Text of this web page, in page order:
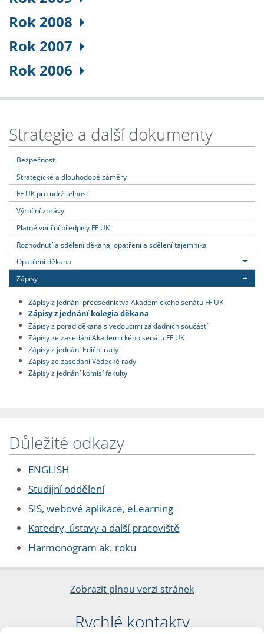
Rok 2008
Rok 2007
Rok 2006
Strategie a další dokumenty
Bezpečnost
Strategické a dlouhodobé záměry
FF UK pro udržitelnost
Výroční zprávy
Platné vnitřní předpisy FF UK
Rozhodnutí a sdělení děkana, opatření a sdělení tajemníka
Opatření děkana
Zápisy
Zápisy z jednání předsednictva Akademického senátu FF UK
Zápisy z jednání kolegia děkana
Zápisy z porad děkana s vedoucími základních součástí
Zápisy ze zasedání Akademického senátu FF UK
Zápisy z jednání Ediční rady
Zápisy ze zasedání Vědecké rady
Zápisy z jednání komisí fakulty
Důležité odkazy
ENGLISH
Studijní oddělení
SIS, webové aplikace, eLearning
Katedry, ústavy a další pracoviště
Harmonogram ak. roku
Zobrazit plnou verzi stránek
Rychlé kontakty